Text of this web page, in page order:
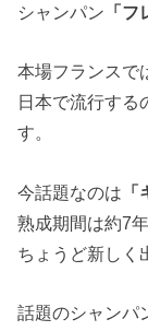
シャンパン 「フ
本場フランスで
日本で流行する
す。
今話題なのは
熟成期間は約7
ちょうど新しく
話題のシャンパ